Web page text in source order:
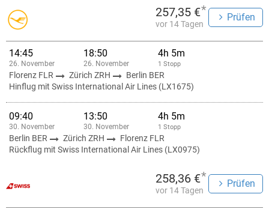
257,35 €*
vor 14 Tagen
Prüfen
14:45
26. November
18:50
26. November
4h 5m
1 Stopp
Florenz FLR Zürich ZRH
Berlin BER
Hinflug mit Swiss International Air Lines (LX1675)
09:40
30. November
13:50
30. November
4h 5m
1 Stopp
Berlin BER Zürich ZRH
Florenz FLR
Rückflug mit Swiss International Air Lines (LX0975)
258,36 €*
vor 14 Tagen
Prüfen